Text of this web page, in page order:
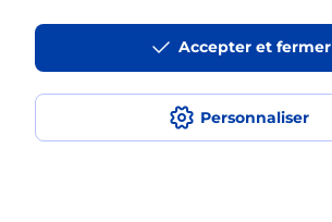
Personnaliser
Accepter et fermer
Accessibilité : partiellement conforme
Conditions contractuelles
Mentions légales